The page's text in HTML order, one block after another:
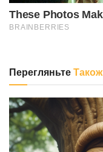
ПерегляньтеТакож